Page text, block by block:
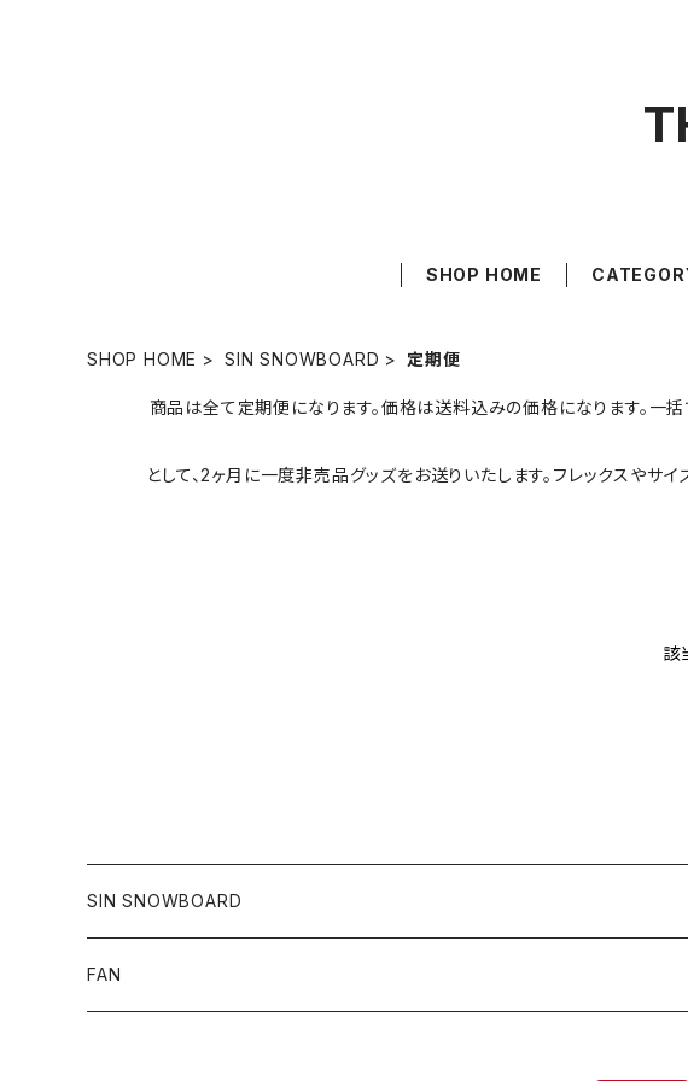
SHOP HOME
SHOP HOME SIN SNOWBOARD 定期便
商品は全て定期便になります。価格は送料込みの価格になります。一
として、2ヶ月に一度非売品グッズをお送りいたします。フレックスや
該
SIN SNOWBOARD
定期便
FAN